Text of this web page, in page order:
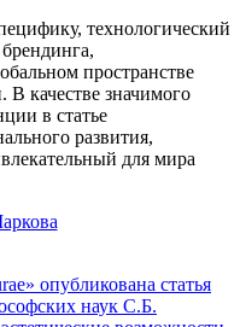
технологический
пространстве
В качестве значимого
в статье
развития,
для мира